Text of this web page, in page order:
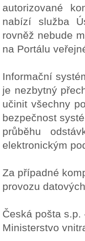
autorizované
nabízí služba
rovněž nebude
na Portálu
Informační
je nezbytný
učinit všechny
bezpečnost
průběhu
elektronickým
Za případné
provozu
Česká pošta s.p.
Ministerstvo